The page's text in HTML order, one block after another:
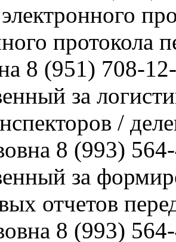
протокола
8 (951) 708-
за
/
8 (993)
за
отчетов
8 (993)